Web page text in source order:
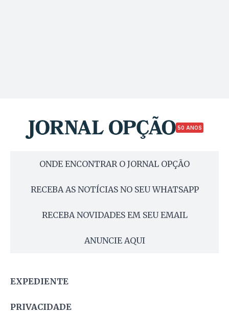
50 ANOS
ONDE ENCONTRAR O JORNAL OPÇÃO
RECEBA AS NOTÍCIAS NO SEU WHATSAPP
RECEBA NOVIDADES EM SEU EMAIL
ANUNCIE AQUI
EXPEDIENTE
PRIVACIDADE